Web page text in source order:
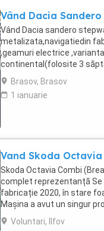
Vând Dacia
Vând Dacia sandero
metalizata,navigatiedin
,geamuri electrice
continental(folosite 3
2021,Gsi,computer de
Brasov, Brasov
1 ianuarie
Vand Skoda
Skoda Octavia Combi
complet reprezentanță Se
fabricație 2020, în stare
Mașina a avut un singur
întreținere au fost
Voluntari, Ilfov